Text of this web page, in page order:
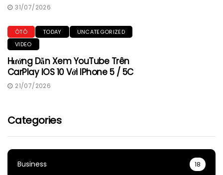
31/07/2026
ÔTÔ TODAY
UNCATEGORIZED
VIDEO
Hướng Dẫn Xem YouTube Trên
CarPlay IOS 10 Với IPhone 5 / 5C
21/07/2026
Categories
Business 18